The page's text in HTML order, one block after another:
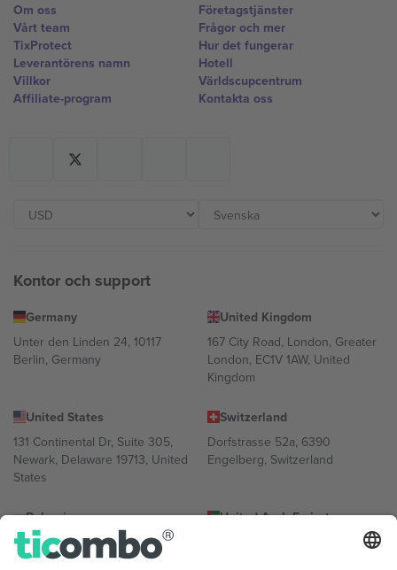
Om oss
Vårt team
TixProtect
Leverantörens namn
Villkor
Affiliate-program
Företagstjänster
Frågor och mer
Hur det fungerar
Hotell
Världscupcentrum
Kontakta oss
Kontor och support
Germany
Unter den Linden 24, 10117
Berlin, Germany
United Kingdom
167 City Road, London, Greater
London, EC1V 1AW, United
Kingdom
United States
131 Continental Dr, Suite 305,
Newark, Delaware 19713, United
States
Switzerland
Dorfstrasse 52a, 6390
Engelberg, Switzerland
Bulgaria
Regus Sofia City West, bul
Totleben 53-55, 1606 Sofia,
United Arab Emirates
UAE Dubai Silicon Oasis, DDP